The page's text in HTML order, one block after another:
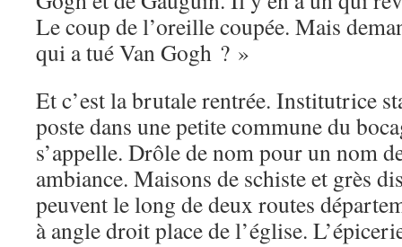
Le coup de l’oreille coupée. Mais
qui a tué Van Gogh ? »
Et c’est la brutale rentrée. Institutrice
poste dans une petite commune du
s’appelle. Drôle de nom pour un nom
ambiance. Maisons de schiste et grès
peuvent le long de deux routes
à angle droit place de l’église.